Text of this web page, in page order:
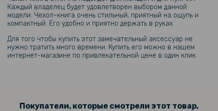
159 грн
199 грн
14T, Transparent
Каждый владелец будет удовлетворен выбором данной
модели. Чехол-книга очень стильный, приятный на ощупь и
компактный. Его удобно и приятно держать в руках.
Для того чтобы купить этот замечательный аксессуар не
нужно тратить много времени. Купить его можно в нашем
интернет-магазине по привлекательной цене в один клик.
Покупатели, которые смотрели этот товар,